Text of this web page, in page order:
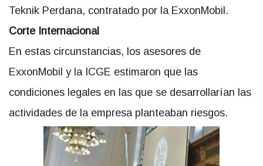
Teknik Perdana, contratado por la ExxonMobil.
Corte Internacional
En estas circunstancias, los asesores de
ExxonMobil y la ICGE estimaron que las
condiciones legales en las que se desarrollarían las
actividades de la empresa planteaban riesgos.